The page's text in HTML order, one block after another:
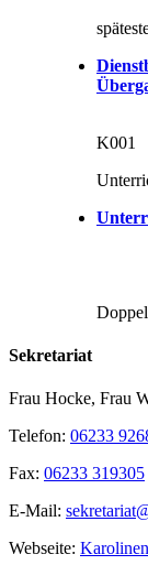
K001
Sekretariat
Frau Hocke, Frau
Telefon: 06233
Fax: 06233 319305
E-Mail:
Webseite: